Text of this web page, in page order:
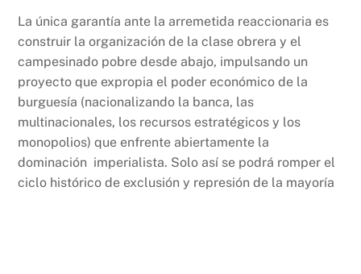
La única garantía ante la arremetida reaccionaria es
construir la organización de la clase obrera y el
campesinado pobre desde abajo, impulsando un
proyecto que expropia el poder económico de la
burguesía (nacionalizando la banca, las
multinacionales, los recursos estratégicos y los
monopolios) que enfrente abiertamente la
dominación imperialista. Solo así se podrá romper el
ciclo histórico de exclusión y represión de la mayoría